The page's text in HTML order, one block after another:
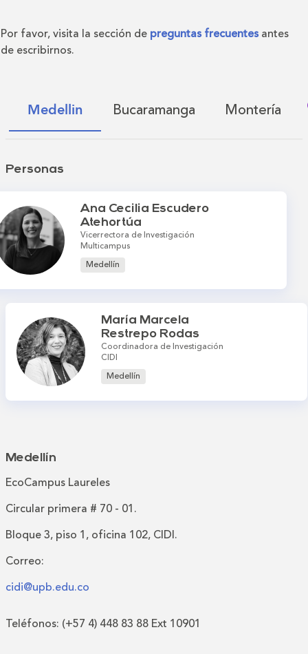
Por favor, visita la sección de preguntas frecuentes antes
de escribirnos.
Medellin Bucaramanga Montería
Personas
Ana Cecilia Escudero
Atehortúa
Vicerrectora de Investigación
Multicampus
Medellín
María Marcela
Restrepo Rodas
Coordinadora de Investigación
CIDI
Medellín
Medellín
EcoCampus Laureles
Circular primera # 70 - 01.
Bloque 3, piso 1, oficina 102, CIDI.
Correo:
cidi@upb.edu.co
Teléfonos: (+57 4) 448 83 88 Ext 10901